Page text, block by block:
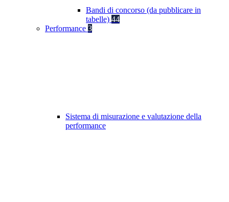
Bandi di concorso (da pubblicare in
tabelle) 44
Performance 3
Sistema di misurazione e valutazione della
performance